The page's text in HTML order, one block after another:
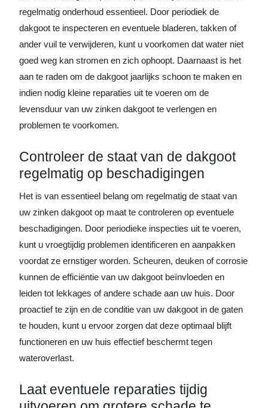
regelmatig onderhoud essentieel. Door periodiek de
dakgoot te inspecteren en eventuele bladeren, takken of
ander vuil te verwijderen, kunt u voorkomen dat water niet
goed weg kan stromen en zich ophoopt. Daarnaast is het
aan te raden om de dakgoot jaarlijks schoon te maken en
indien nodig kleine reparaties uit te voeren om de
levensduur van uw zinken dakgoot te verlengen en
problemen te voorkomen.
Controleer de staat van de dakgoot
regelmatig op beschadigingen
Het is van essentieel belang om regelmatig de staat van
uw zinken dakgoot op maat te controleren op eventuele
beschadigingen. Door periodieke inspecties uit te voeren,
kunt u vroegtijdig problemen identificeren en aanpakken
voordat ze ernstiger worden. Scheuren, deuken of corrosie
kunnen de efficiëntie van uw dakgoot beïnvloeden en
leiden tot lekkages of andere schade aan uw huis. Door
proactief te zijn en de conditie van uw dakgoot in de gaten
te houden, kunt u ervoor zorgen dat deze optimaal blijft
functioneren en uw huis effectief beschermt tegen
wateroverlast.
Laat eventuele reparaties tijdig